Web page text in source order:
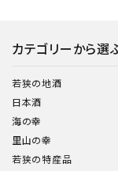
カテゴリー
カテゴリーから選
若狭の地酒
日本酒
海の幸
里山の幸
若狭の特産品